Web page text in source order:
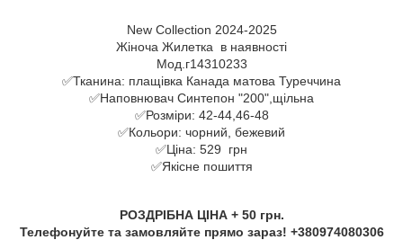
New Сollection 2024-2025
Жіноча Жилетка в наявності
Мод.г14310233
✅Тканина: плащівка Канада матова Туреччина
✅Наповнювач Синтепон "200",щільна
✅Розміри: 42-44,46-48
✅Кольори: чорний, бежевий
✅Ціна: 529 грн
✅Якісне пошиття
РОЗДРІБНА ЦІНА + 50 грн.
Телефонуйте та замовляйте прямо зараз! +380974080306